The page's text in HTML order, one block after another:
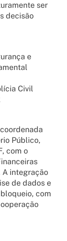
ser
decisão
e
Civil
Público,
com o
A integração
de dados e
com